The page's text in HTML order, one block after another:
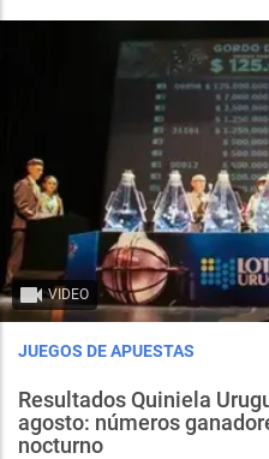
VIDEO
JUEGOS DE APUESTAS
Resultados Quiniela
agosto: números
nocturno